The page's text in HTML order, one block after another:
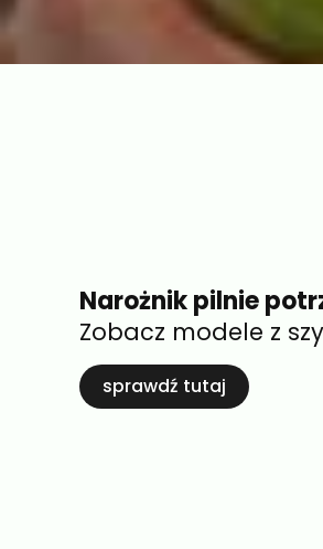
Narożnik pilnie
Zobacz modele z
sprawdź tutaj